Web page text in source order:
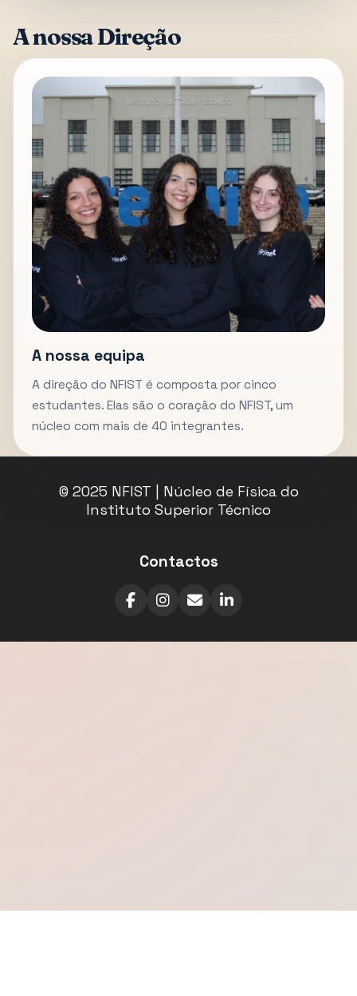
A nossa Direção
A nossa equipa
A direção do NFIST é composta por cinco
estudantes. Elas são o coração do NFIST, um
núcleo com mais de 40 integrantes.
© 2025 NFIST | Núcleo de Física do
Instituto Superior Técnico
Contactos